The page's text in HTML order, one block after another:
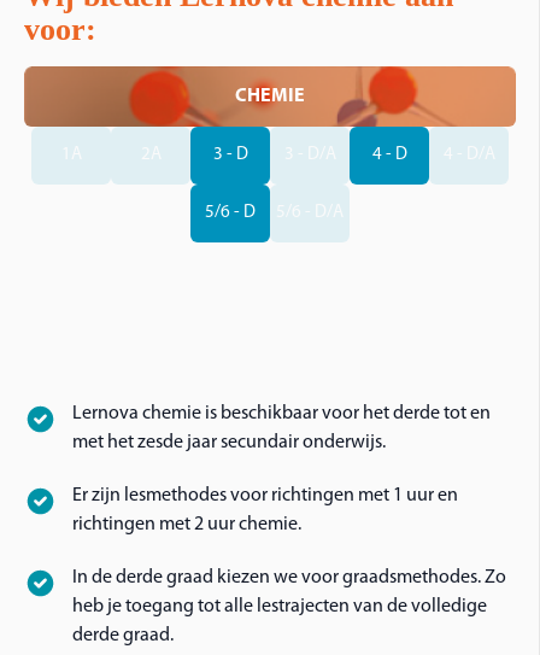
voor:
CHEMIE
1A 2A 3 - D 3 - D/A 4 - D 4 - D/A
5/6 - D 5/6 - D/A
Lernova chemie is beschikbaar voor het derde tot en
met het zesde jaar secundair onderwijs.
Er zijn lesmethodes voor richtingen met 1 uur en
richtingen met 2 uur chemie.
In de derde graad kiezen we voor graadsmethodes. Zo
heb je toegang tot alle lestrajecten van de volledige
derde graad.